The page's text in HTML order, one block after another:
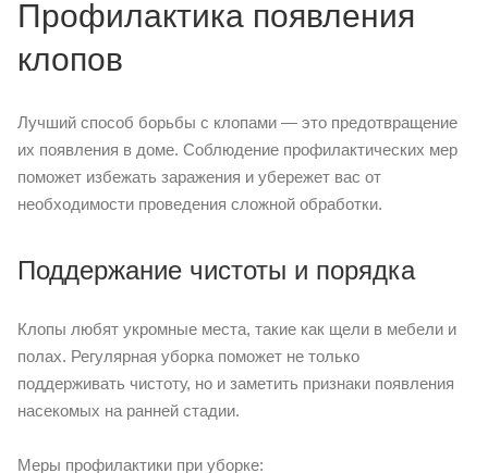
Профилактика появления
клопов
Лучший способ борьбы с клопами — это предотвращение
их появления в доме. Соблюдение профилактических мер
поможет избежать заражения и убережет вас от
необходимости проведения сложной обработки.
Поддержание чистоты и порядка
Клопы любят укромные места, такие как щели в мебели и
полах. Регулярная уборка поможет не только
поддерживать чистоту, но и заметить признаки появления
насекомых на ранней стадии.
Меры профилактики при уборке: